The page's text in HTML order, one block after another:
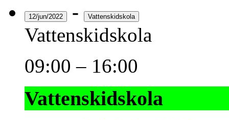
12/jun/2022 - Vattenskidskola
Vattenskidskola
09:00– 16:00
Vattenskidskola